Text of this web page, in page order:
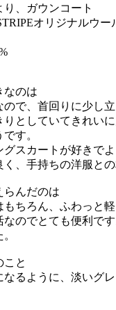
り、ガウンコート
オリジナルウー
なのは
ので、首回りに少し
りとしていてきれい
す。
グスカートが好きで
、手持ちの洋服との
らんだのは
もちろん、ふわっと
のでとても便利で
こと
なるように、淡いグ